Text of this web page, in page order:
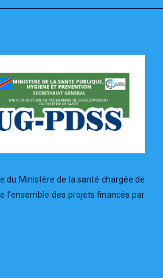
du Ministère de la santé chargée de
l’ensemble des projets financés par